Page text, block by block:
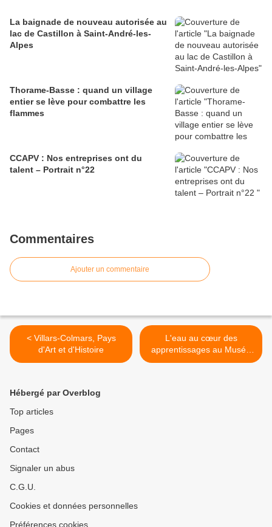
La baignade de nouveau autorisée au
lac de Castillon à Saint-André-les-
Alpes
Thorame-Basse : quand un village
entier se lève pour combattre les
flammes
CCAPV : Nos entreprises ont du
talent – Portrait n°22
Commentaires
Ajouter un commentaire
< Villars-Colmars, Pays
d'Art et d'Histoire
L'eau au cœur des
apprentissages au Musée
Intercommunal de la
Hébergé par Overblog
Top articles
Pages
Contact
Signaler un abus
C.G.U.
Cookies et données personnelles
Préférences cookies